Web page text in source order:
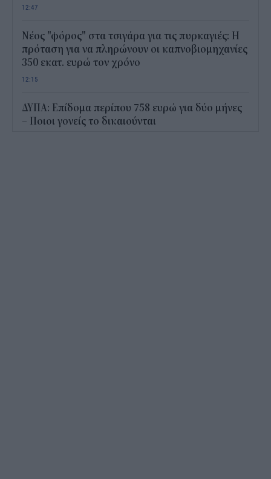
12:47
Νέος "φόρος" στα τσιγάρα για τις πυρκαγιές: Η
πρόταση για να πληρώνουν οι καπνοβιομηχανίες
350 εκατ. ευρώ τον χρόνο
12:15
ΔΥΠΑ: Επίδομα περίπου 758 ευρώ για δύο μήνες
– Ποιοι γονείς το δικαιούνται